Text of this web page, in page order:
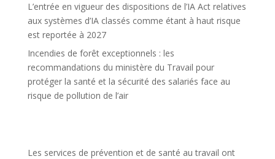
L’entrée en vigueur des dispositions de l’IA Act relatives
aux systèmes d’IA classés comme étant à haut risque
est reportée à 2027
Incendies de forêt exceptionnels : les
recommandations du ministère du Travail pour
protéger la santé et la sécurité des salariés face au
risque de pollution de l’air
Les services de prévention et de santé au travail ont